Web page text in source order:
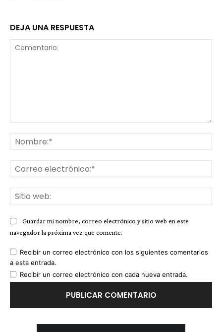
DEJA UNA RESPUESTA
Guardar mi nombre, correo electrónico y sitio web en este
navegador la próxima vez que comente.
Recibir un correo electrónico con los siguientes comentarios
a esta entrada.
Recibir un correo electrónico con cada nueva entrada.